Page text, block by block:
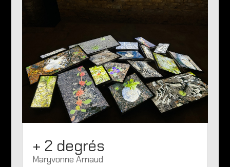
+ 2 degrés
Maryvonne Arnaud